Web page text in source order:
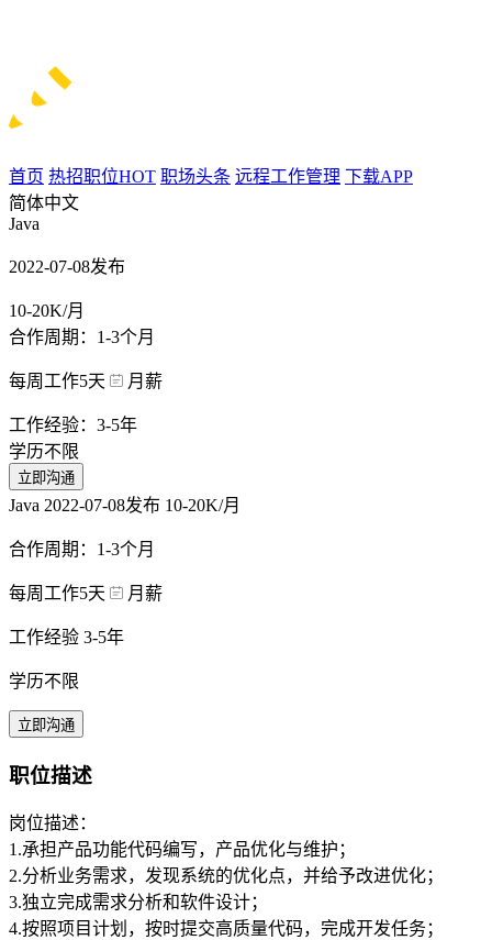
首页 热招职位HOT 职场头条 远程工作管理 下载APP
简体中文
Java
2022-07-08发布
10-20K/月
合作周期：1-3个月
每周工作5天 月薪
工作经验：3-5年
学历不限
立即沟通
Java 2022-07-08发布 10-20K/月
合作周期：1-3个月
每周工作5天 月薪
工作经验 3-5年
学历不限
立即沟通
职位描述
岗位描述：
1.承担产品功能代码编写，产品优化与维护；
2.分析业务需求，发现系统的优化点，并给予改进优化；
3.独立完成需求分析和软件设计；
4.按照项目计划，按时提交高质量代码，完成开发任务；